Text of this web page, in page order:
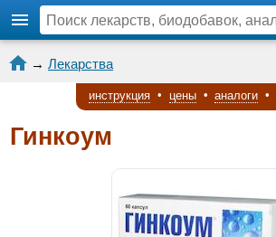
→ Лекарства
инструкция • цены • аналоги •
Гинкоум